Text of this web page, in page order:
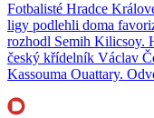
Fotbalisté Hradce
ligy podlehli doma
rozhodl Semih Kilicsoy.
český křídelník Václav
Kassouma Ouattary.